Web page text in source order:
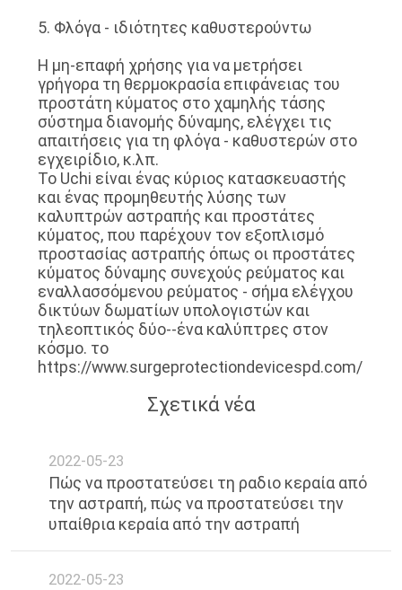
5. Φλόγα - ιδιότητες καθυστερούντω
Η μη-επαφή χρήσης για να μετρήσει
γρήγορα τη θερμοκρασία επιφάνειας του
προστάτη κύματος στο χαμηλής τάσης
σύστημα διανομής δύναμης, ελέγχει τις
απαιτήσεις για τη φλόγα - καθυστερών στο
εγχειρίδιο, κ.λπ.
Το Uchi είναι ένας κύριος κατασκευαστής
και ένας προμηθευτής λύσης των
καλυπτρών αστραπής και προστάτες
κύματος, που παρέχουν τον εξοπλισμό
προστασίας αστραπής όπως οι προστάτες
κύματος δύναμης συνεχούς ρεύματος και
εναλλασσόμενου ρεύματος - σήμα ελέγχου
δικτύων δωματίων υπολογιστών και
τηλεοπτικός δύο--ένα καλύπτρες στον
κόσμο. το
https://www.surgeprotectiondevicespd.com/
Σχετικά νέα
2022-05-23
Πώς να προστατεύσει τη ραδιο κεραία από
την αστραπή, πώς να προστατεύσει την
υπαίθρια κεραία από την αστραπή
2022-05-23